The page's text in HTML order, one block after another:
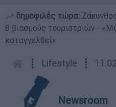
δημοφιλές τώρα:
8 βιασμούς τουριστριών -
καταγγελθεί»
┋ Lifestyle ┋
Newsroom